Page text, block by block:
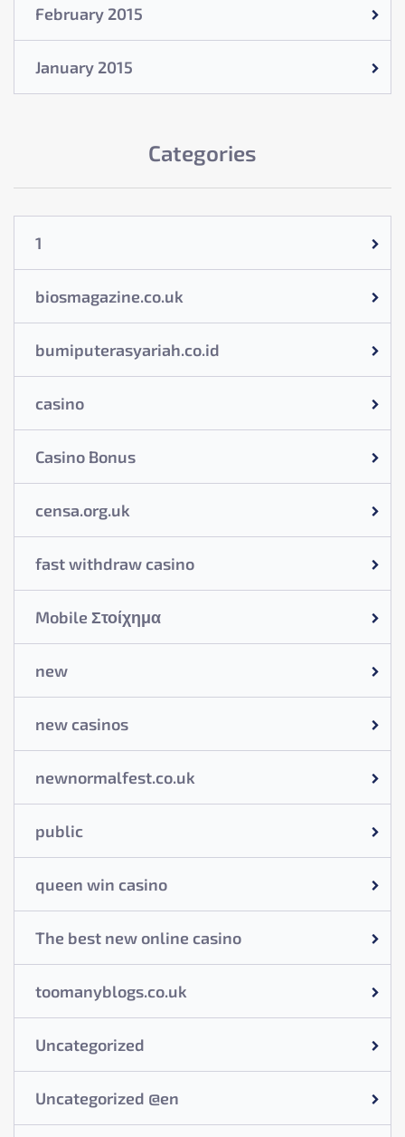
February 2015
January 2015
Categories
1
biosmagazine.co.uk
bumiputerasyariah.co.id
casino
Casino Bonus
censa.org.uk
fast withdraw casino
Mobile Στοίχημα
new
new casinos
newnormalfest.co.uk
public
queen win casino
The best new online casino
toomanyblogs.co.uk
Uncategorized
Uncategorized @en